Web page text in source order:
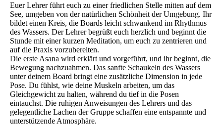
Euer Lehrer führt euch zu einer friedlichen Stelle mitten auf dem
See, umgeben von der natürlichen Schönheit der Umgebung. Ihr
bildet einen Kreis, die Boards leicht schwankend im Rhythmus
des Wassers. Der Lehrer begrüßt euch herzlich und beginnt die
Stunde mit einer kurzen Meditation, um euch zu zentrieren und
auf die Praxis vorzubereiten.
Die erste Asana wird erklärt und vorgeführt, und ihr beginnt, die
Bewegung nachzuahmen. Das sanfte Schaukeln des Wassers
unter deinem Board bringt eine zusätzliche Dimension in jede
Pose. Du fühlst, wie deine Muskeln arbeiten, um das
Gleichgewicht zu halten, während du tief in die Posen
eintauchst. Die ruhigen Anweisungen des Lehrers und das
gelegentliche Lachen der Gruppe schaffen eine entspannte und
unterstützende Atmosphäre.